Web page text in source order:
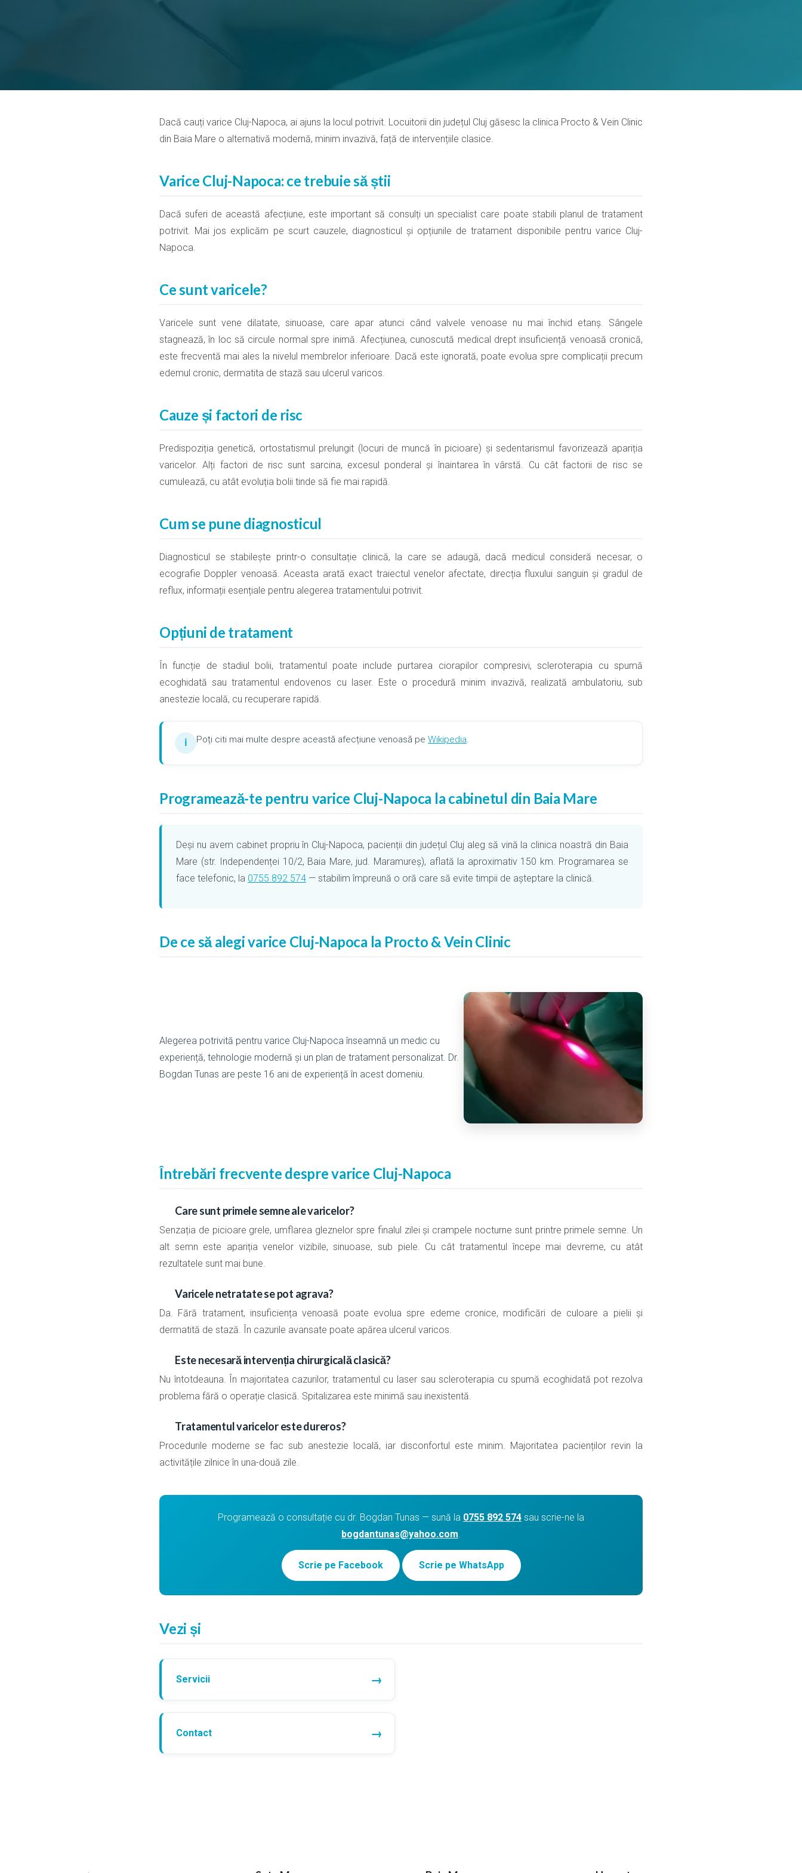
Dacă cauți varice Cluj-Napoca, ai ajuns la locul potrivit. Locuitorii din județul Cluj găsesc la clinica Procto & Vein Clinic
din Baia Mare o alternativă modernă, minim invazivă, față de intervențiile clasice.
Varice Cluj-Napoca: ce trebuie să știi
Dacă suferi de această afecțiune, este important să consulți un specialist care poate stabili planul de tratament
potrivit. Mai jos explicăm pe scurt cauzele, diagnosticul și opțiunile de tratament disponibile pentru varice Cluj-
Napoca.
Ce sunt varicele?
Varicele sunt vene dilatate, sinuoase, care apar atunci când valvele venoase nu mai închid etanș. Sângele
stagnează, în loc să circule normal spre inimă. Afecțiunea, cunoscută medical drept insuficiență venoasă cronică,
este frecventă mai ales la nivelul membrelor inferioare. Dacă este ignorată, poate evolua spre complicații precum
edemul cronic, dermatita de stază sau ulcerul varicos.
Cauze și factori de risc
Predispoziția genetică, ortostatismul prelungit (locuri de muncă în picioare) și sedentarismul favorizează apariția
varicelor. Alți factori de risc sunt sarcina, excesul ponderal și înaintarea în vârstă. Cu cât factorii de risc se
cumulează, cu atât evoluția bolii tinde să fie mai rapidă.
Cum se pune diagnosticul
Diagnosticul se stabilește printr-o consultație clinică, la care se adaugă, dacă medicul consideră necesar, o
ecografie Doppler venoasă. Aceasta arată exact traiectul venelor afectate, direcția fluxului sanguin și gradul de
reflux, informații esențiale pentru alegerea tratamentului potrivit.
Opțiuni de tratament
În funcție de stadiul bolii, tratamentul poate include purtarea ciorapilor compresivi, scleroterapia cu spumă
ecoghidată sau tratamentul endovenos cu laser. Este o procedură minim invazivă, realizată ambulatoriu, sub
anestezie locală, cu recuperare rapidă.
ℹ Poți citi mai multe despre această afecțiune venoasă pe Wikipedia.
Programează-te pentru varice Cluj-Napoca la cabinetul din Baia Mare
Deși nu avem cabinet propriu în Cluj-Napoca, pacienții din județul Cluj aleg să vină la clinica noastră din Baia
Mare (str. Independenței 10/2, Baia Mare, jud. Maramureș), aflată la aproximativ 150 km. Programarea se
face telefonic, la 0755 892 574 — stabilim împreună o oră care să evite timpii de așteptare la clinică.
De ce să alegi varice Cluj-Napoca la Procto & Vein Clinic
Alegerea potrivită pentru varice Cluj-Napoca înseamnă un medic cu
experiență, tehnologie modernă și un plan de tratament personalizat. Dr.
Bogdan Tunas are peste 16 ani de experiență în acest domeniu.
Întrebări frecvente despre varice Cluj-Napoca
Care sunt primele semne ale varicelor?
Senzația de picioare grele, umflarea gleznelor spre finalul zilei și crampele nocturne sunt printre primele semne. Un
alt semn este apariția venelor vizibile, sinuoase, sub piele. Cu cât tratamentul începe mai devreme, cu atât
rezultatele sunt mai bune.
Varicele netratate se pot agrava?
Da. Fără tratament, insuficiența venoasă poate evolua spre edeme cronice, modificări de culoare a pielii și
dermatită de stază. În cazurile avansate poate apărea ulcerul varicos.
Este necesară intervenția chirurgicală clasică?
Nu întotdeauna. În majoritatea cazurilor, tratamentul cu laser sau scleroterapia cu spumă ecoghidată pot rezolva
problema fără o operație clasică. Spitalizarea este minimă sau inexistentă.
Tratamentul varicelor este dureros?
Procedurile moderne se fac sub anestezie locală, iar disconfortul este minim. Majoritatea pacienților revin la
activitățile zilnice în una-două zile.
Programează o consultație cu dr. Bogdan Tunas — sună la 0755 892 574 sau scrie-ne la
bogdantunas@yahoo.com.
Scrie pe Facebook Scrie pe WhatsApp
Vezi și
Servicii
Contact